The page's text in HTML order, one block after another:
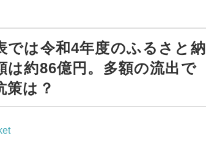
では令和4年度のふるさと納
は約86億円。多額の流出で
策は？